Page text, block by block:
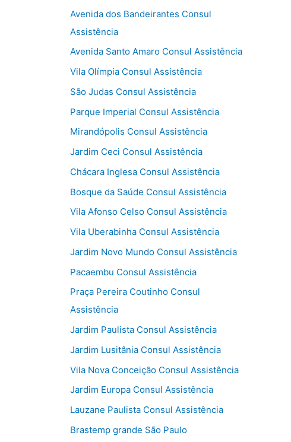
Avenida dos Bandeirantes Consul
Assistência
Avenida Santo Amaro Consul Assistência
Vila Olímpia Consul Assistência
São Judas Consul Assistência
Parque Imperial Consul Assistência
Mirandópolis Consul Assistência
Jardim Ceci Consul Assistência
Chácara Inglesa Consul Assistência
Bosque da Saúde Consul Assistência
Vila Afonso Celso Consul Assistência
Vila Uberabinha Consul Assistência
Jardim Novo Mundo Consul Assistência
Pacaembu Consul Assistência
Praça Pereira Coutinho Consul
Assistência
Jardim Paulista Consul Assistência
Jardim Lusitânia Consul Assistência
Vila Nova Conceição Consul Assistência
Jardim Europa Consul Assistência
Lauzane Paulista Consul Assistência
Brastemp grande São Paulo